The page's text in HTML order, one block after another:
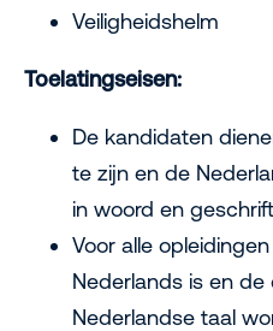
Veiligheidshelm
Toelatingseisen:
De kandidaten
te zijn en de
in woord en
Voor alle
Nederlands is en
Nederlandse taal